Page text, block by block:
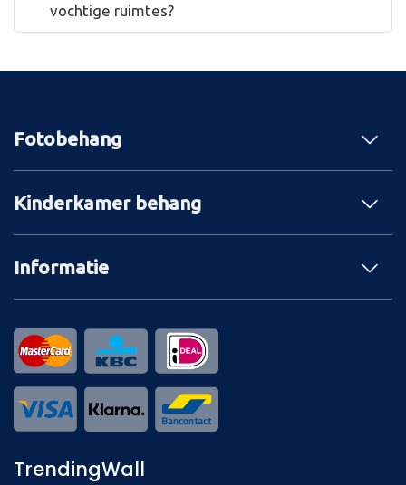
vochtige ruimtes?
Fotobehang
Kinderkamer behang
Informatie
TrendingWall